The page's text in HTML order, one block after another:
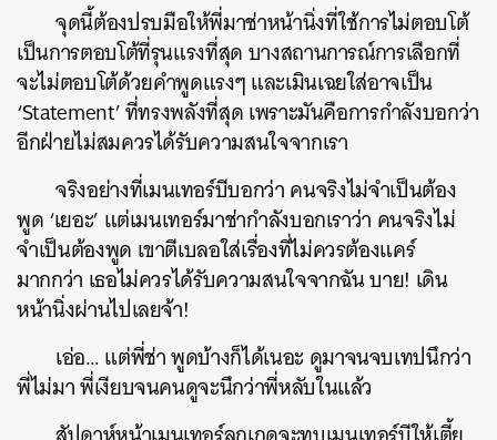
จุดนี้ต้องปรบมือให้พี่มาช่าหน้านิ่งที่ใช้การไม่ตอบโต้
เป็นการตอบโต้ที่รุนแรงที่สุด บางสถานการณ์การเลือกที่
จะไม่ตอบโต้ด้วยคำพูดแรงๆ และเมินเฉยใส่อาจเป็น
‘Statement’ ที่ทรงพลังที่สุด เพราะมันคือการกำลังบอกว่า
อีกฝ่ายไม่สมควรได้รับความสนใจจากเรา
จริงอย่างที่เมนเทอร์บีบอกว่า คนจริงไม่จำเป็นต้อง
พูด ‘เยอะ’ แต่เมนเทอร์มาช่ากำลังบอกเราว่า คนจริงไม่
จำเป็นต้องพูด เขาตีเบลอใส่เรื่องที่ไม่ควรต้องแคร์
มากกว่า เธอไม่ควรได้รับความสนใจจากฉัน บาย! เดิน
หน้านิ่งผ่านไปเลยจ้า!
เอ่อ… แต่พี่ช่า พูดบ้างก็ได้เนอะ ดูมาจนจบเทปนึกว่า
พี่ไม่มา พี่เงียบจนคนดูจะนึกว่าพี่หลับในแล้ว